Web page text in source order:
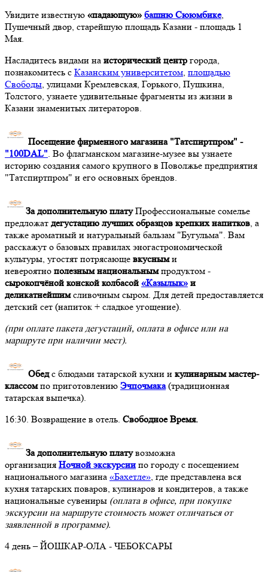
Увидите известную «падающую» башню Сююмбике,
Пушечный двор, старейшую площадь Казани - площадь 1
Мая.
Насладитесь видами на исторический центр города,
познакомитесь с Казанским университетом, площадью
Свободы, улицами Кремлевская, Горького, Пушкина,
Толстого, узнаете удивительные фрагменты из жизни в
Казани знаменитых литераторов.
Посещение фирменного магазина "Татспиртпром" -
"100DAL". Во флагманском магазине-музее вы узнаете
историю создания самого крупного в Поволжье предприятия
"Татспиртпром" и его основных брендов.
За дополнительную платуПрофессиональные сомелье
предложат дегустацию лучших образцов крепких напитков, а
также ароматный и натуральный бальзам "Бугульма". Вам
расскажут о базовых правилах эногастрономической
культуры, угостят потрясающе вкусными
невероятно полезным национальнымпродуктом -
сырокопчёной конской колбасой «Казылык» и
деликатнейшимсливочным сыром. Для детей предоставляется
детский сет (напиток + сладкое угощение).
(при оплате пакета дегустаций, оплата в офисе или на
маршруте при наличии мест).
Обедс блюдами татарской кухни и кулинарным мастер-
классомпо приготовлению Эчпочмака(традиционная
татарская выпечка).
16:30. Возвращение в отель. Свободное Время.
За дополнительную платувозможна
организация Ночной экскурсии по городу с посещением
национального магазина «Бахетле», где представлена вся
кухня татарских поваров, кулинаров и кондитеров, а также
национальные сувениры (оплата в офисе, при покупке
экскурсии на маршруте стоимость может отличаться от
заявленной в программе).
4 день – ЙОШКАР-ОЛА - ЧЕБОКСАРЫ